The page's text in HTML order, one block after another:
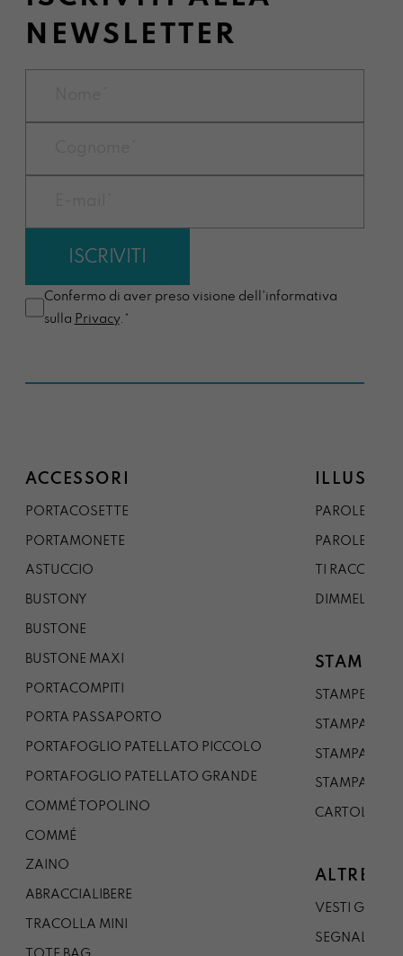
NEWSLETTER
Confermo di aver preso visione dell'informativa
sulla Privacy.*
ACCESSORI
PORTACOSETTE
PORTAMONETE
ASTUCCIO
BUSTONY
BUSTONE
BUSTONE MAXI
PORTACOMPITI
PORTA PASSAPORTO
PORTAFOGLIO PATELLATO PICCOLO
PORTAFOGLIO PATELLATO GRANDE
COMMÉ TOPOLINO
COMMÉ
ZAINO
ABRACCIALIBERE
TRACOLLA MINI
PAROLE DAL
PAROLE DA
TI
DIMMELO
STAMPE
STAMPE A5
STAMPA A3
STAMPA A1
STAMPA A0
CARTOLINA
ALTRE
VESTI
SEGNALIBRO